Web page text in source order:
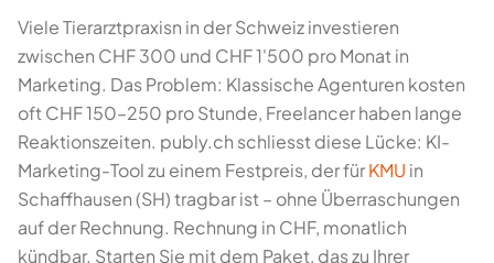
Viele Tierarztpraxisn in der Schweiz investieren
zwischen CHF 300 und CHF 1'500 pro Monat in
Marketing. Das Problem: Klassische Agenturen kosten
oft CHF 150–250 pro Stunde, Freelancer haben lange
Reaktionszeiten. publy.ch schliesst diese Lücke: KI-
Marketing-Tool zu einem Festpreis, der fürKMU in
Schaffhausen (SH) tragbar ist – ohne Überraschungen
auf der Rechnung. Rechnung in CHF, monatlich
kündbar. Starten Sie mit dem Paket, das zu Ihrer